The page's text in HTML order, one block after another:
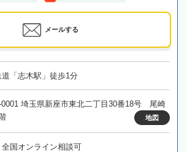
メールする
「志木駅」徒歩1分
0001 埼玉県新座市東北二丁目30番18号 尾崎
地図
国オンライン相談可